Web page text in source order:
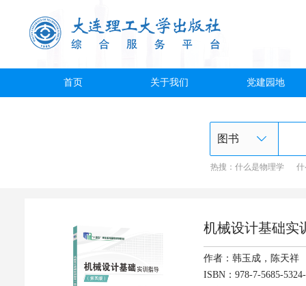
首页 关于我们 党建园地
热搜： 什么是物理学 什
机械设计基础实
作者：韩玉成，陈天祥
ISBN：978-7-5685-